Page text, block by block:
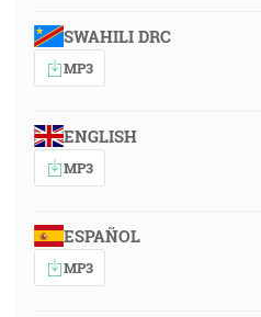
SWAHILI DRC
MP3
ENGLISH
MP3
ESPAÑOL
MP3